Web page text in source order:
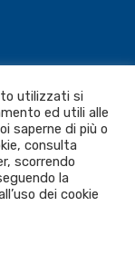
utilizzati si
ed utili alle
saperne di più o
consulta
scorrendo
la
dei cookie